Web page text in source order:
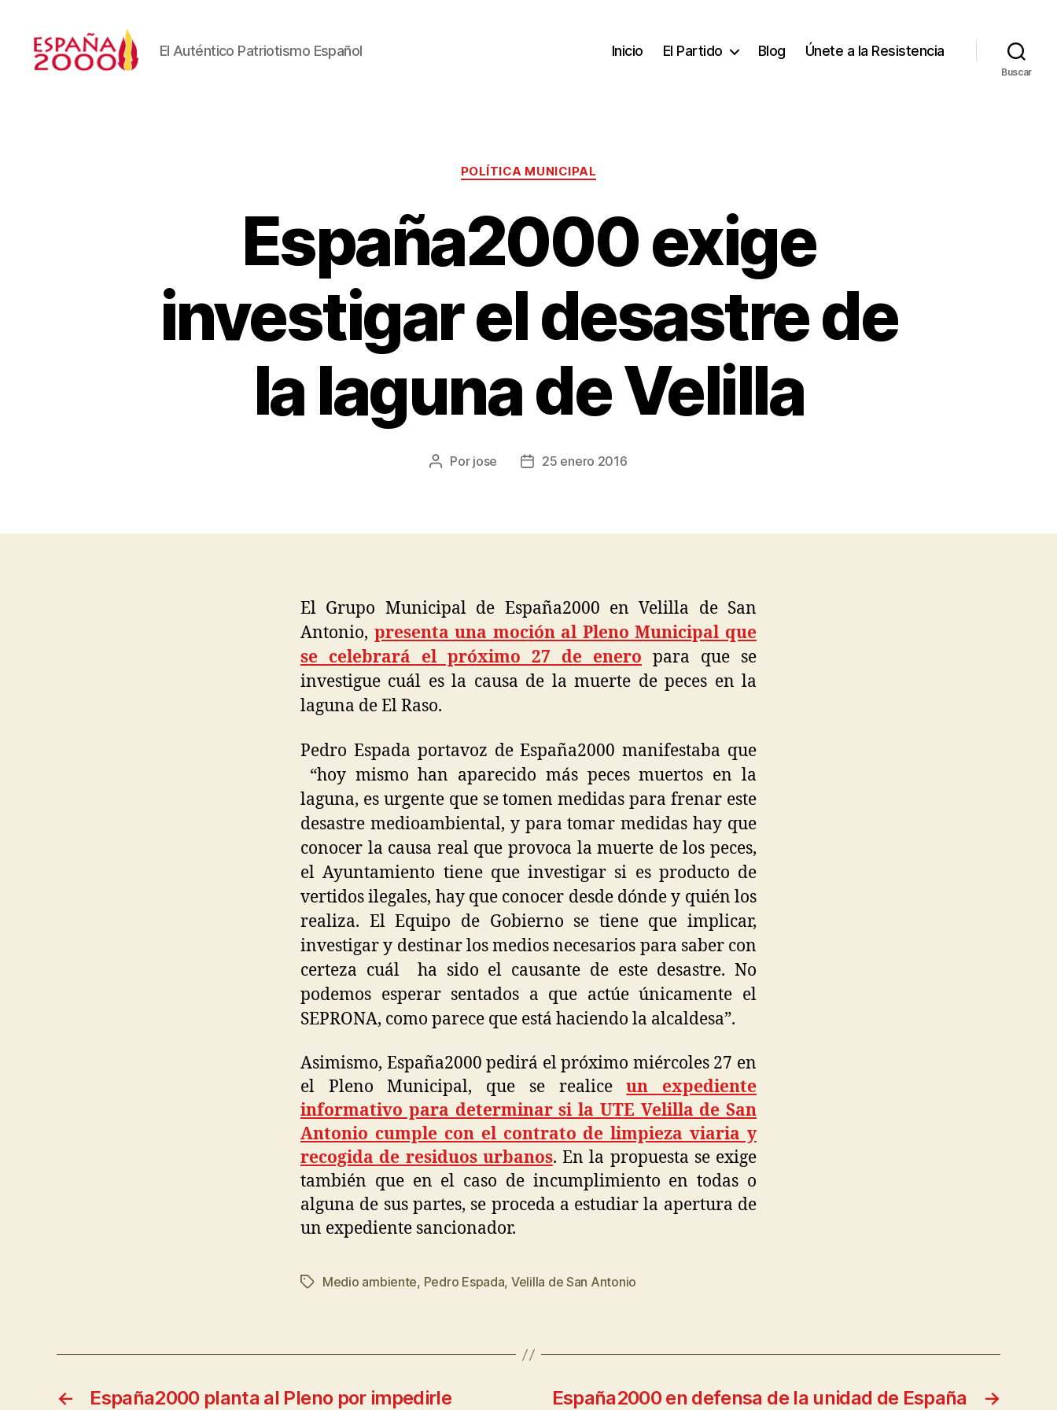
El Auténtico Patriotismo Español Inicio El Partido Blog Únete a la Resistencia
Buscar
POLÍTICA MUNICIPAL
España2000 exige
investigar el desastre de
la laguna de Velilla
Por jose 25 enero 2016
El Grupo Municipal de España2000 en Velilla de San
Antonio, presenta una moción al Pleno Municipal que
se celebrará el próximo 27 de enero para que se
investigue cuál es la causa de la muerte de peces en la
laguna de El Raso.
Pedro Espada portavoz de España2000 manifestaba que
“hoy mismo han aparecido más peces muertos en la
laguna, es urgente que se tomen medidas para frenar este
desastre medioambiental, y para tomar medidas hay que
conocer la causa real que provoca la muerte de los peces,
el Ayuntamiento tiene que investigar si es producto de
vertidos ilegales, hay que conocer desde dónde y quién los
realiza. El Equipo de Gobierno se tiene que implicar,
investigar y destinar los medios necesarios para saber con
certeza cuál ha sido el causante de este desastre. No
podemos esperar sentados a que actúe únicamente el
SEPRONA, como parece que está haciendo la alcaldesa”.
Asimismo, España2000 pedirá el próximo miércoles 27 en
el Pleno Municipal, que se realiceun expediente
informativo para determinar si la UTE Velilla de San
Antonio cumple con el contrato de limpieza viaria y
recogida de residuos urbanos. En la propuesta se exige
también que en el caso de incumplimiento en todas o
alguna de sus partes, se proceda a estudiar la apertura de
un expediente sancionador.
Medio ambiente, Pedro Espada, Velilla de San Antonio
←
España2000 planta al Pleno por impedirle
→
España2000 en defensa de la unidad de España